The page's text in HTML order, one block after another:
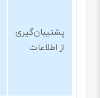
پشتیبان‌گیری
از اطلاعات